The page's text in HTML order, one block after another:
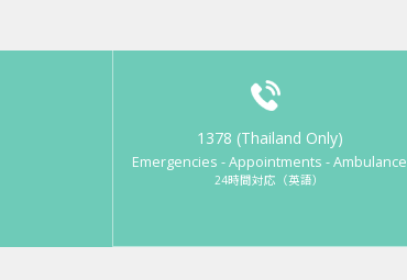
1378 (Thailand Only)
Emergencies - Appointments - Ambulance
24時間対応（英語）